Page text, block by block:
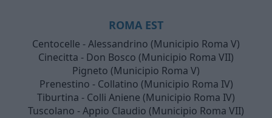
ROMA EST
Centocelle - Alessandrino (Municipio Roma V)
Cinecitta - Don Bosco (Municipio Roma VII)
Pigneto (Municipio Roma V)
Prenestino - Collatino (Municipio Roma IV)
Tiburtina - Colli Aniene (Municipio Roma IV)
Tuscolano - Appio Claudio (Municipio Roma VII)